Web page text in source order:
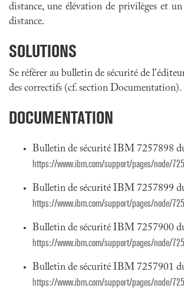
distance, une élévation de privilèges et
distance.
SOLUTIONS
Se référer au bulletin de sécurité de
des correctifs (cf. section Documentation).
DOCUMENTATION
Bulletin de sécurité IBM 7257898
https://www.ibm.com/support/pages/node/
Bulletin de sécurité IBM 7257899
https://www.ibm.com/support/pages/node/
Bulletin de sécurité IBM 7257900
https://www.ibm.com/support/pages/node/
Bulletin de sécurité IBM 7257901
https://www.ibm.com/support/pages/node/